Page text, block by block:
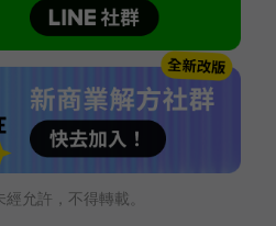
允許，不得轉載。